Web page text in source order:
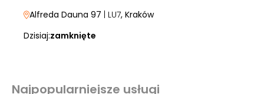
Alfreda Dauna 97 | LU7, Kraków
Dzisiaj:zamknięte
Najpopularniejsze usługi